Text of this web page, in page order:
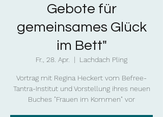
Gebote für
gemeinsames Glück
im Bett"
Fr., 28. Apr.
  |
Lachdach Pling
Vortrag mit Regina Heckert vom Befree-
Tantra-Institut und Vorstellung ihres neuen
Buches "Frauen im Kommen" vor